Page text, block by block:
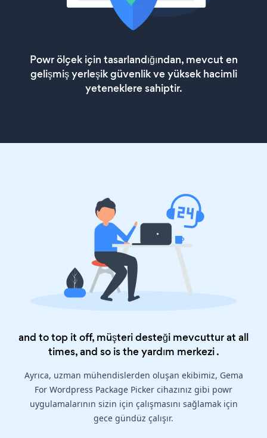
Powr ölçek için tasarlandığından, mevcut en
gelişmiş yerleşik güvenlik ve yüksek hacimli
yeteneklere sahiptir.
and to top it off, müşteri desteği mevcuttur at all
times, and so is theyardım merkezi.
Ayrıca, uzman mühendislerden oluşan ekibimiz, Gema
For Wordpress Package Picker cihazınız gibi powr
uygulamalarının sizin için çalışmasını sağlamak için
gece gündüz çalışır.